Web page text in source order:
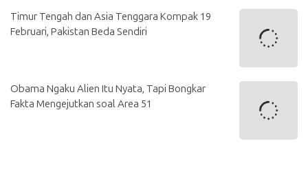
Timur Tengah dan Asia Tenggara Kompak 19
Februari, Pakistan Beda Sendiri
Obama Ngaku Alien Itu Nyata, Tapi Bongkar
Fakta Mengejutkan soal Area 51